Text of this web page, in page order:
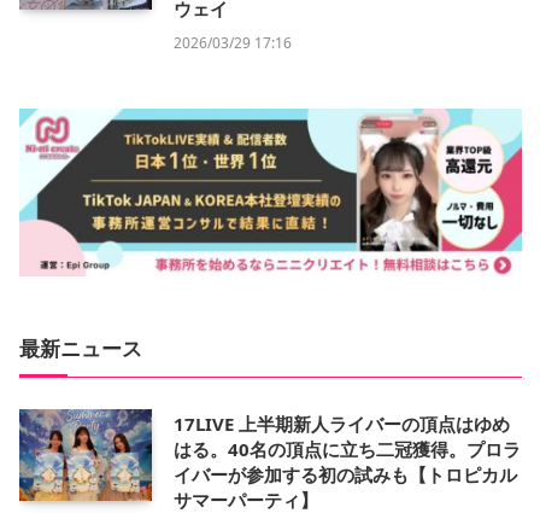
ウェイ
2026/03/29 17:16
最新ニュース
17LIVE 上半期新人ライバーの頂点はゆめ
はる。40名の頂点に立ち二冠獲得。プロラ
イバーが参加する初の試みも【トロピカル
サマーパーティ】